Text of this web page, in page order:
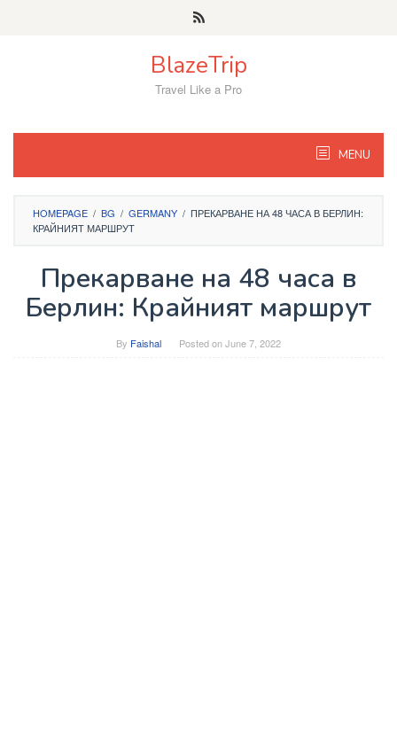
BlazeTrip
Travel Like a Pro
MENU
HOMEPAGE / BG / GERMANY / ПРЕКАРВАНЕ НА 48 ЧАСА В БЕРЛИН:
КРАЙНИЯТ МАРШРУТ
Прекарване на 48 часа в
Берлин: Крайният маршрут
By Faishal Posted onJune 7, 2022